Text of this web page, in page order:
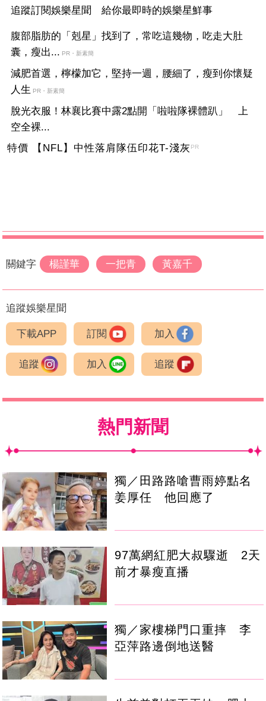
追蹤訂閱娛樂星聞 給你最即時的娛樂星鮮事
腹部脂肪的「剋星」找到了，常吃這幾物，吃走大肚
囊，瘦出... PR・新素簡
減肥首選，檸檬加它，堅持一週，腰細了，瘦到你懷疑
人生 PR・新素簡
脫光衣服！林襄比賽中露2點開「啦啦隊裸體趴」 上
空全裸...
特價 【NFL】中性落肩隊伍印花T-淺灰 PR
關鍵字 楊謹華 一把青 黃嘉千
追蹤娛樂星聞
下載APP 訂閱 加入
追蹤 加入 追蹤
熱門新聞
獨／田路路嗆曹雨婷點名
姜厚任 他回應了
97萬網紅肥大叔驟逝 2天
前才暴瘦直播
獨／家樓梯門口重摔 李
亞萍路邊倒地送醫